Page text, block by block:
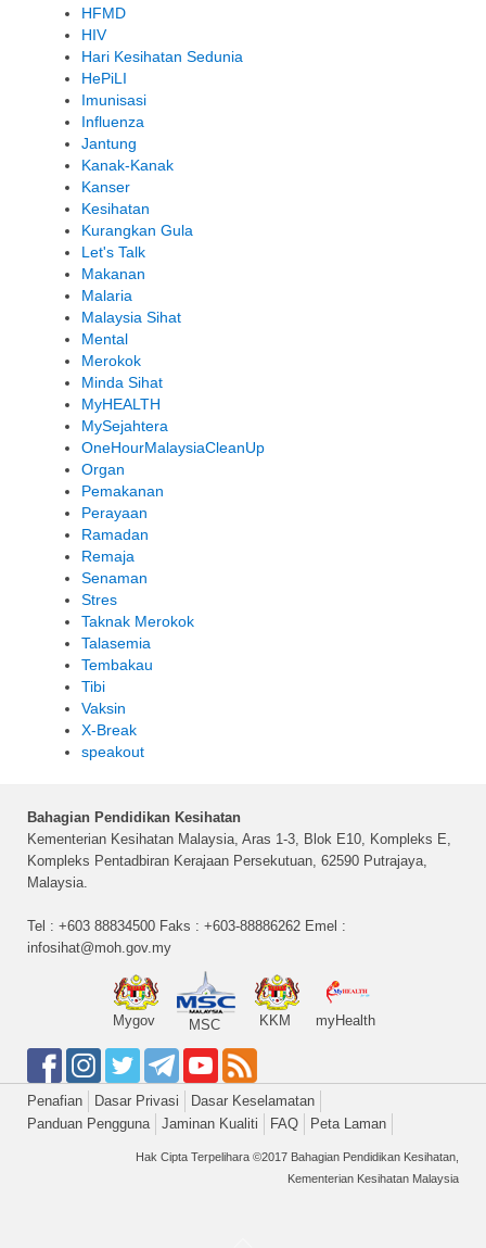
HFMD
HIV
Hari Kesihatan Sedunia
HePiLI
Imunisasi
Influenza
Jantung
Kanak-Kanak
Kanser
Kesihatan
Kurangkan Gula
Let's Talk
Makanan
Malaria
Malaysia Sihat
Mental
Merokok
Minda Sihat
MyHEALTH
MySejahtera
OneHourMalaysiaCleanUp
Organ
Pemakanan
Perayaan
Ramadan
Remaja
Senaman
Stres
Taknak Merokok
Talasemia
Tembakau
Tibi
Vaksin
X-Break
speakout
Bahagian Pendidikan Kesihatan
Kementerian Kesihatan Malaysia, Aras 1-3, Blok E10, Kompleks E,
Kompleks Pentadbiran Kerajaan Persekutuan, 62590 Putrajaya,
Malaysia.
Tel : +603 88834500 Faks : +603-88886262 Emel :
infosihat@moh.gov.my
Mygov MSC KKM myHealth
Penafian Dasar Privasi
Dasar Keselamatan
Panduan Pengguna
Jaminan Kualiti FAQ Peta Laman
Hak Cipta Terpelihara ©2017 Bahagian Pendidikan Kesihatan,
Kementerian Kesihatan Malaysia